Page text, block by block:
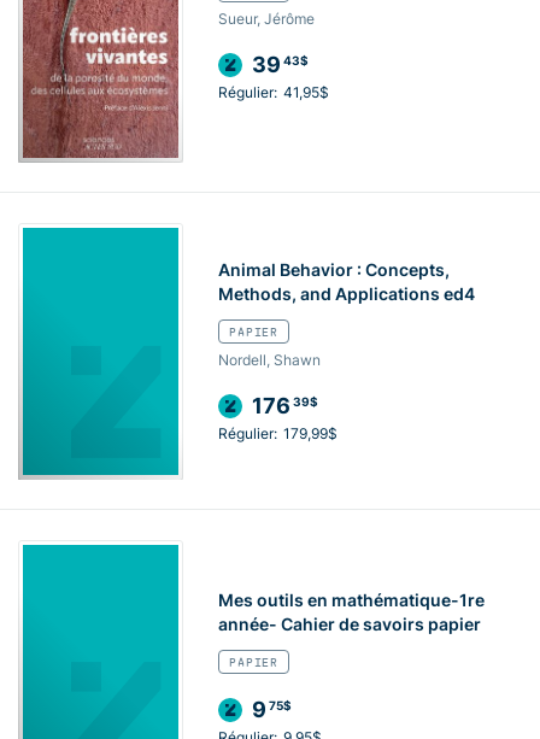
Sueur, Jérôme
39 43$
Régulier: 41,95$
Animal Behavior : Concepts,
Methods, and Applications ed4
PAPIER
Nordell, Shawn
176 39$
Régulier: 179,99$
Mes outils en mathématique-1re
année- Cahier de savoirs papier
PAPIER
9 75$